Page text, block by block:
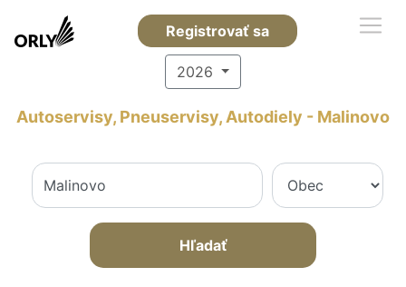
Registrovať sa
2026
Autoservisy, Pneuservisy, Autodiely - Malinovo
Hľadať